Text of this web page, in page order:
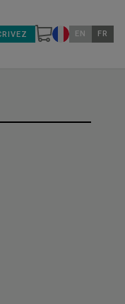
Changer de
EN FR